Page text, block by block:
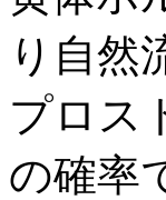
り自然
プロス
の確率